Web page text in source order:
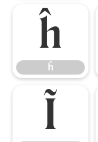
ĥ
ĥ
Ĩ